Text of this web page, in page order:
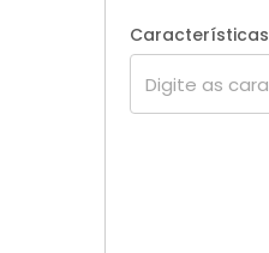
Características